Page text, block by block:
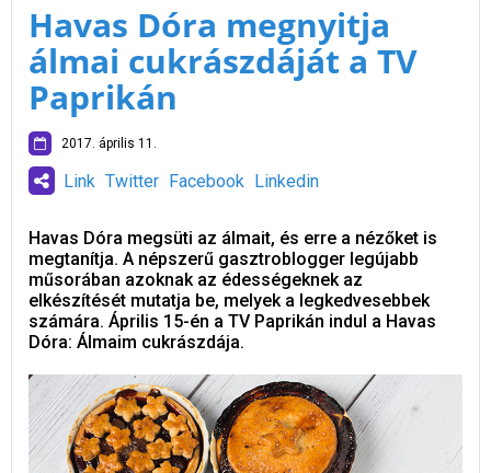
Havas Dóra megnyitja
álmai cukrászdáját a TV
Paprikán
2017. április 11.
Link Twitter Facebook Linkedin
Havas Dóra megsüti az álmait, és erre a nézőket is
megtanítja. A népszerű gasztroblogger legújabb
műsorában azoknak az édességeknek az
elkészítését mutatja be, melyek a legkedvesebbek
számára. Április 15-én a TV Paprikán indul a Havas
Dóra: Álmaim cukrászdája.